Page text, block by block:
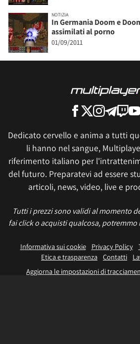
NOTIZIA
In Germania Doom e
assimilati al porno
01/09/2011
Dedicato cervello e anima a tutti
li hanno nel sangue,
riferimento italiano per
del futuro. Preparatevi ad essere
articoli, news, video, live e
Tutti i prezzi sono validi al momento
fai click o acquisti qualcosa, potremmo
Informativa sui cookie Privacy Policy
Etica e trasparenza Contatti
Aggiorna le impostazioni di